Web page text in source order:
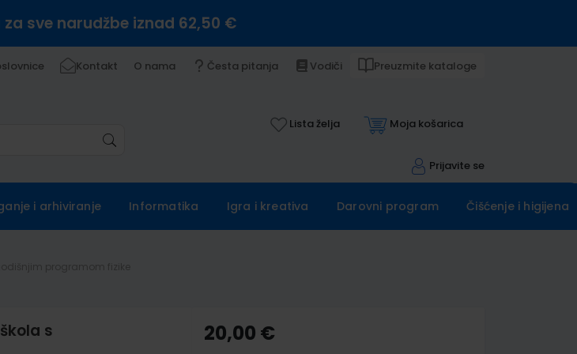
sve narudžbe iznad 62,50 €
Kontakt O nama Česta pitanja Vodiči Preuzmite kataloge
Lista želja Moja košarica
Prijavite se
i arhiviranje Informatika Igra i kreativa Darovni program Čišćenje i higijena
s
20,00 €